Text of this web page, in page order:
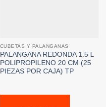
CUBETAS Y PALANGANAS
PALANGANA REDONDA 1.5 L
POLIPROPILENO 20 CM (25
PIEZAS POR CAJA) TP